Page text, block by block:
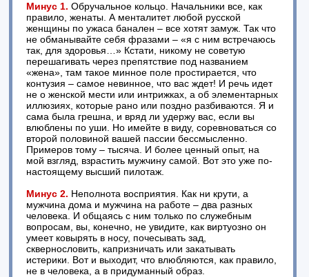
Минус 1. Обручальное кольцо. Начальники все, как
правило, женаты. А менталитет любой русской
женщины по ужаса банален – все хотят замуж. Так что
не обманывайте себя фразами – «я с ним встречаюсь
так, для здоровья…» Кстати, никому не советую
перешагивать через препятствие под названием
«жена», там такое минное поле простирается, что
контузия – самое невинное, что вас ждет! И речь идет
не о женской мести или интрижках, а об элементарных
иллюзиях, которые рано или поздно разбиваются. Я и
сама была грешна, и вряд ли удержу вас, если вы
влюблены по уши. Но имейте в виду, соревноваться со
второй половиной вашей пассии бессмысленно.
Примеров тому – тысяча. И более ценный опыт, на
мой взгляд, взрастить мужчину самой. Вот это уже по-
настоящему высший пилотаж.
Минус 2. Неполнота восприятия. Как ни крути, а
мужчина дома и мужчина на работе – два разных
человека. И общаясь с ним только по служебным
вопросам, вы, конечно, не увидите, как виртуозно он
умеет ковырять в носу, почесывать зад,
сквернословить, капризничать или закатывать
истерики. Вот и выходит, что влюбляются, как правило,
не в человека, а в придуманный образ.